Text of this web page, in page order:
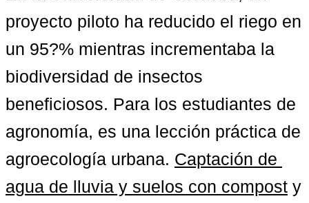
proyecto piloto ha reducido el riego en
un 95?% mientras incrementaba la
biodiversidad de insectos
beneficiosos. Para los estudiantes de
agronomía, es una lección práctica de
agroecología urbana. Captación de
agua de lluvia y suelos con compost